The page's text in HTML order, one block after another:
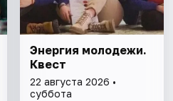
Энергия молодежи.
Квест
22 августа 2026 •
суббота